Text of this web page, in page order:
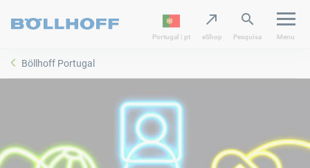
Portugal | pt eShop Pesquisa Menu
Böllhoff Portugal